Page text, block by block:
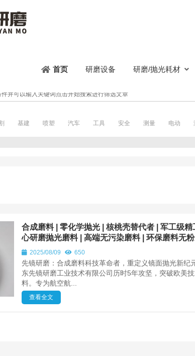
首页 研磨设备 研磨/抛光耗材
并可以输入关键词点击开始搜索进行筛选文章
基建 喷塑 汽车 工具 安全 测量 电动
合成磨料 | 零化学抛光 | 核桃壳替代者 | 军工级
心研磨抛光磨料 | 高端无污染磨料 | 环保磨料无
2025/08/09 650
先镜研磨：合成磨料科技革命者，重定义镜面抛光新
东先镜研磨工业技术有限公司历时5年攻坚，突破欧美
料。专为航空航...
查看全文